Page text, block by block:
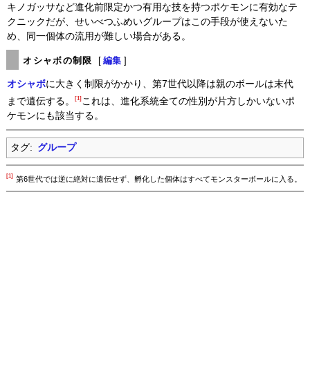
キノガッサなど進化前限定かつ有用な技を持つポケモンに有効なテ
クニックだが、せいべつふめいグループはこの手段が使えないた
め、同一個体の流用が難しい場合がある。
オシャボの制限 [ 編集 ]
オシャボに大きく制限がかかり、第7世代以降は親のボールは末代
まで遺伝する。[1] これは、進化系統全ての性別が片方しかいないポ
ケモンにも該当する。
タグ: グループ
[1] 第6世代では逆に絶対に遺伝せず、孵化した個体はすべてモンスターボールに入る。